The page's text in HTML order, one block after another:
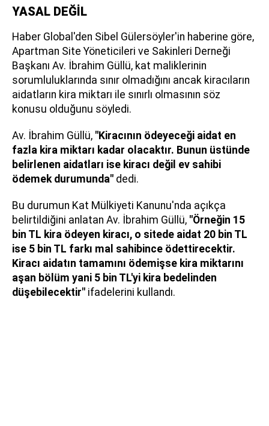
YASAL DEĞİL
Haber Global'den Sibel Gülersöyler'in haberine göre,
Apartman Site Yöneticileri ve Sakinleri Derneği
Başkanı Av. İbrahim Güllü, kat maliklerinin
sorumluluklarında sınır olmadığını ancak kiracıların
aidatların kira miktarı ile sınırlı olmasının söz
konusu olduğunu söyledi.
Av. İbrahim Güllü, "Kiracının ödeyeceği aidat en
fazla kira miktarı kadar olacaktır. Bunun üstünde
belirlenen aidatları ise kiracı değil ev sahibi
ödemek durumunda" dedi.
Bu durumun Kat Mülkiyeti Kanunu'nda açıkça
belirtildiğini anlatan Av. İbrahim Güllü, "Örneğin 15
bin TL kira ödeyen kiracı, o sitede aidat 20 bin TL
ise 5 bin TL farkı mal sahibince ödettirecektir.
Kiracı aidatın tamamını ödemişse kira miktarını
aşan bölüm yani 5 bin TL'yi kira bedelinden
düşebilecektir" ifadelerini kullandı.